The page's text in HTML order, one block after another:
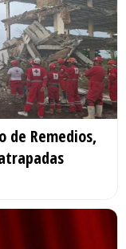
de Remedios,